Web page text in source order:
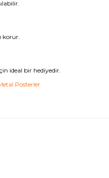
korur.
ideal bir hediyedir.
Posterler